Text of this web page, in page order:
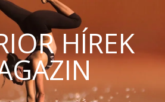
HÍREK